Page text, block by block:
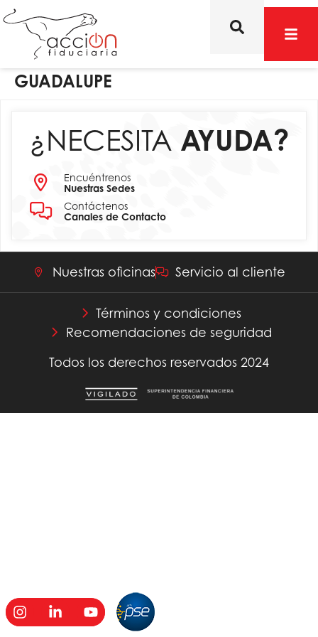
GUADALUPE
¿NECESITA AYUDA?
Encuéntrenos
Nuestras Sedes
Contáctenos
Canales de Contacto
Nuestras oficinas Servicio al cliente
Términos y condiciones
Recomendaciones de seguridad
Todos los derechos reservados 2024